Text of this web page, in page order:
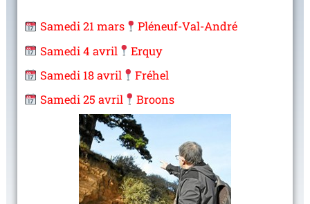
Samedi 21 mars
Pléneuf-Val-André
Samedi 4 avril
Erquy
Samedi 18 avril
Fréhel
Samedi 25 avril
Broons